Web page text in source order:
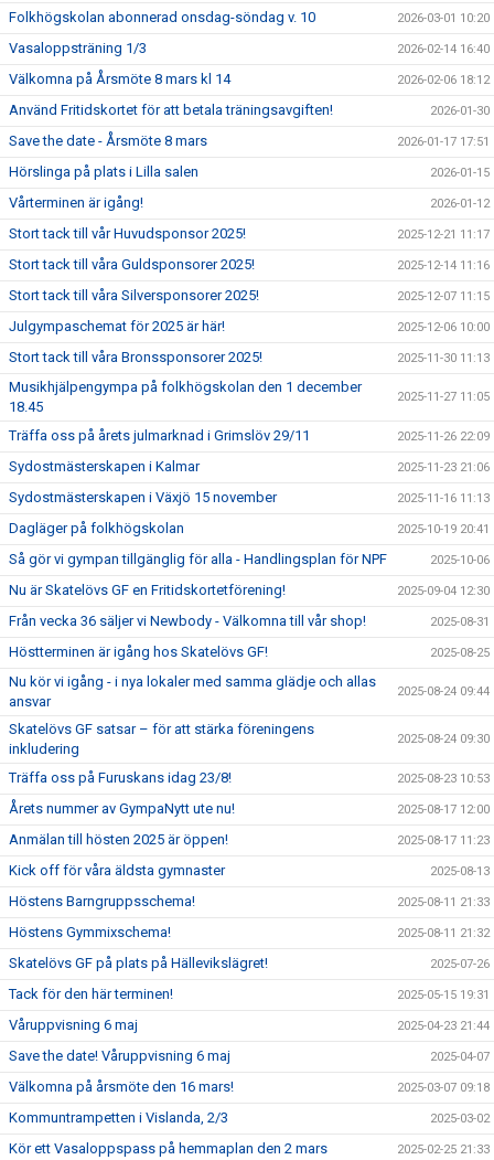
Folkhögskolan abonnerad onsdag-söndag v. 10 2026-03-01 10:20
Vasaloppsträning 1/3 2026-02-14 16:40
Välkomna på Årsmöte 8 mars kl 14 2026-02-06 18:12
Använd Fritidskortet för att betala träningsavgiften! 2026-01-30
Save the date - Årsmöte 8 mars 2026-01-17 17:51
Hörslinga på plats i Lilla salen 2026-01-15
Vårterminen är igång! 2026-01-12
Stort tack till vår Huvudsponsor 2025! 2025-12-21 11:17
Stort tack till våra Guldsponsorer 2025! 2025-12-14 11:16
Stort tack till våra Silversponsorer 2025! 2025-12-07 11:15
Julgympaschemat för 2025 är här! 2025-12-06 10:00
Stort tack till våra Bronssponsorer 2025! 2025-11-30 11:13
Musikhjälpengympa på folkhögskolan den 1 december
18.45
2025-11-27 11:05
Träffa oss på årets julmarknad i Grimslöv 29/11 2025-11-26 22:09
Sydostmästerskapen i Kalmar 2025-11-23 21:06
Sydostmästerskapen i Växjö 15 november 2025-11-16 11:13
Dagläger på folkhögskolan 2025-10-19 20:41
Så gör vi gympan tillgänglig för alla - Handlingsplan för NPF 2025-10-06
Nu är Skatelövs GF en Fritidskortetförening! 2025-09-04 12:30
Från vecka 36 säljer vi Newbody - Välkomna till vår shop! 2025-08-31
Höstterminen är igång hos Skatelövs GF! 2025-08-25
Nu kör vi igång - i nya lokaler med samma glädje och allas
ansvar
2025-08-24 09:44
Skatelövs GF satsar – för att stärka föreningens
inkludering
2025-08-24 09:30
Träffa oss på Furuskans idag 23/8! 2025-08-23 10:53
Årets nummer av GympaNytt ute nu! 2025-08-17 12:00
Anmälan till hösten 2025 är öppen! 2025-08-17 11:23
Kick off för våra äldsta gymnaster 2025-08-13
Höstens Barngruppsschema! 2025-08-11 21:33
Höstens Gymmixschema! 2025-08-11 21:32
Skatelövs GF på plats på Hällevikslägret! 2025-07-26
Tack för den här terminen! 2025-05-15 19:31
Våruppvisning 6 maj 2025-04-23 21:44
Save the date! Våruppvisning 6 maj 2025-04-07
Välkomna på årsmöte den 16 mars! 2025-03-07 09:18
Kommuntrampetten i Vislanda, 2/3 2025-03-02
Kör ett Vasaloppspass på hemmaplan den 2 mars 2025-02-25 21:33